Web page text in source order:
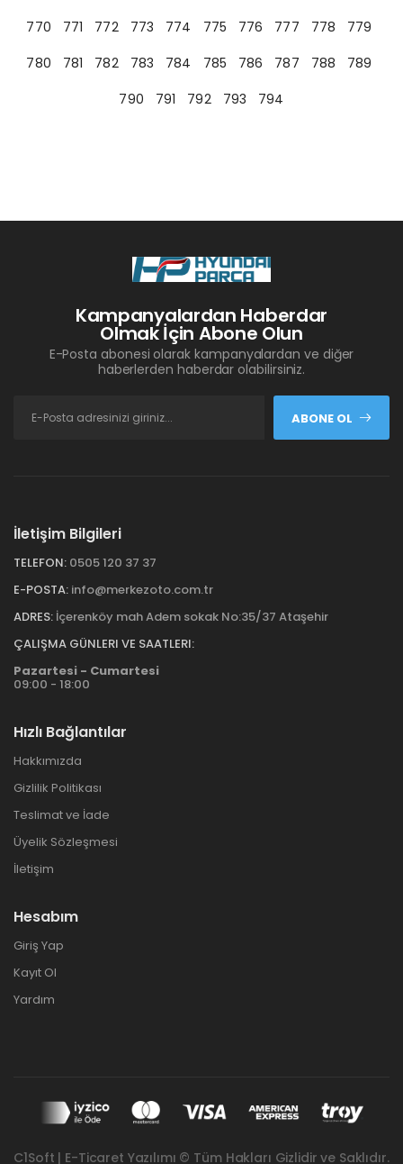
770
771 772 773 774 775 776 777 778
779
780
781 782 783 784 785 786 787 788
789
790
791 792 793 794
Kampanyalardan Haberdar
Olmak İçin Abone Olun
E-Posta abonesi olarak kampanyalardan ve diğer
haberlerden haberdar olabilirsiniz.
ABONE OL
İletişim Bilgileri
TELEFON: 0505 120 37 37
E-POSTA: info@merkezoto.com.tr
ADRES: İçerenköy mah Adem sokak No:35/37 Ataşehir
ÇALIŞMA GÜNLERI VE SAATLERI:
Pazartesi - Cumartesi
09:00 - 18:00
Hızlı Bağlantılar
Hakkımızda
Gizlilik Politikası
Teslimat ve İade
Üyelik Sözleşmesi
İletişim
Hesabım
Giriş Yap
Kayıt Ol
Yardım
C1Soft | E-Ticaret Yazılımı © Tüm Hakları Gizlidir ve Saklıdır.